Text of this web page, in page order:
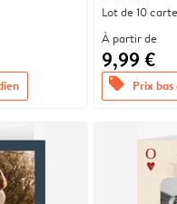
Lot de 10
À partir de
9,99 €
offers Prix